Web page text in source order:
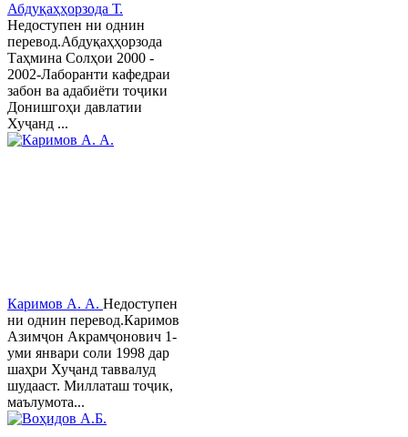
Абдуқаҳҳорзода Т.
Недоступен ни однин
перевод.Абдуқаҳҳорзода
Таҳмина Солҳои 2000 -
2002-Лаборанти кафедраи
забон ва адабиёти тоҷики
Донишгоҳи давлатии
Хуҷанд ...
Каримов А. А. Недоступен
ни однин перевод.Каримов
Азимҷон Акрамҷонович 1-
уми январи соли 1998 дар
шаҳри Хуҷанд таввалуд
шудааст. Миллаташ тоҷик,
маълумота...